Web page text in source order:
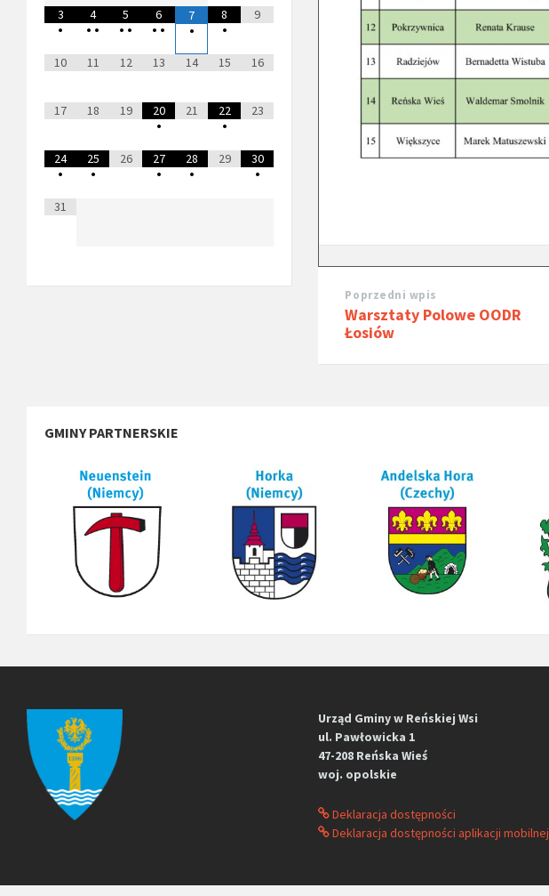
Poprzedni wpis
Warsztaty Polowe OODR
Łosiów
3
•
4
• •
5
• •
6
• •
7
•
8
•
9
10 11 12 13 14 15 16
17 18 19
20
•
21
22
•
23
24
•
25
•
26
27
•
28
•
29
30
•
31
GMINY PARTNERSKIE
Urząd Gminy w Reńskiej Wsi
ul. Pawłowicka 1
47-208 Reńska Wieś
woj. opolskie
Deklaracja dostępności
Deklaracja dostępności aplikacji mobilnej